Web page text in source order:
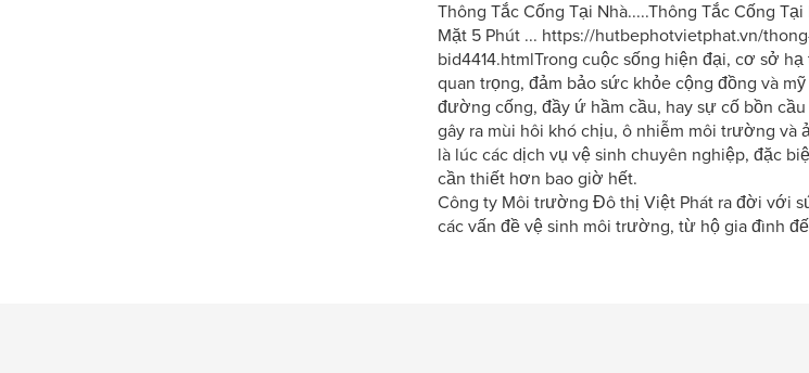
Thông Tắc Cống Tại Nhà.....Thông Tắc Cống
Mặt 5 Phút ... https://hutbephotvietphat.vn/
bid4414.htmlTrong cuộc sống hiện đại, cơ sở
quan trọng, đảm bảo sức khỏe cộng đồng và
đường cống, đầy ứ hầm cầu, hay sự cố bồn
gây ra mùi hôi khó chịu, ô nhiễm môi trường
là lúc các dịch vụ vệ sinh chuyên nghiệp, đặc
cần thiết hơn bao giờ hết.
Công ty Môi trường Đô thị Việt Phát ra đời với
các vấn đề vệ sinh môi trường, từ hộ gia đình